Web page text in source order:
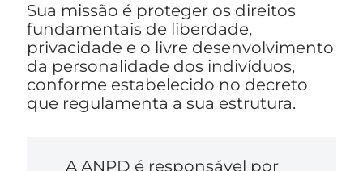
Sua missão é proteger os direitos
fundamentais de liberdade,
privacidade e o livre desenvolvimento
da personalidade dos indivíduos,
conforme estabelecido no decreto
que regulamenta a sua estrutura.
A ANPD é responsável por